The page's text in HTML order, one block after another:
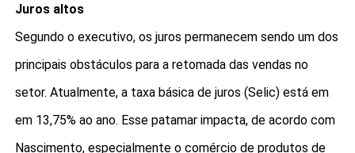
Juros altos
Segundo o executivo, os juros permanecem sendo um dos
principais obstáculos para a retomada das vendas no
setor. Atualmente, a taxa básica de juros (Selic) está em
em 13,75% ao ano. Esse patamar impacta, de acordo com
Nascimento, especialmente o comércio de produtos de